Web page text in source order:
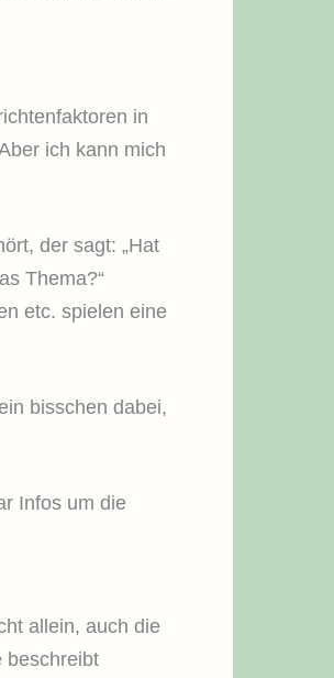
in
ich kann mich
der sagt: „Hat
Thema?“
etc. spielen eine
bisschen dabei,
Infos um die
allein, auch die
beschreibt